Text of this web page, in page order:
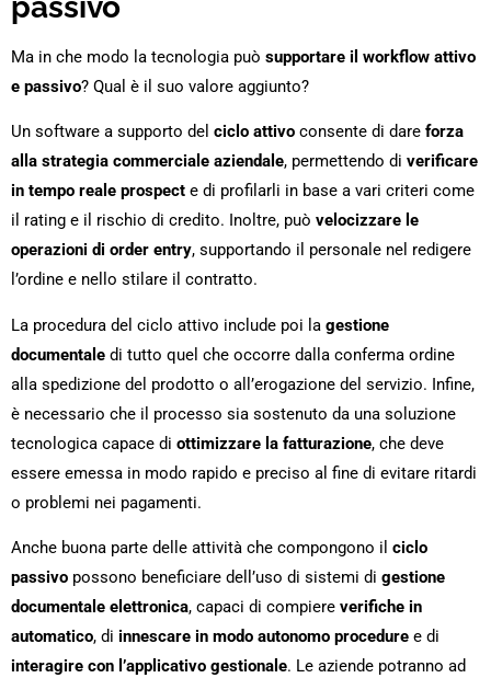
Ma in che modo la tecnologia può supportare il workflow attivo
e passivo? Qual è il suo valore aggiunto?
Un software a supporto del ciclo attivo consente di dare forza
alla strategia commerciale aziendale, permettendo di verificare
in tempo reale prospect e di profilarli in base a vari criteri come
il rating e il rischio di credito. Inoltre, può velocizzare le
operazioni di order entry, supportando il personale nel redigere
l’ordine e nello stilare il contratto.
La procedura del ciclo attivo include poi la gestione
documentale di tutto quel che occorre dalla conferma ordine
alla spedizione del prodotto o all’erogazione del servizio. Infine,
è necessario che il processo sia sostenuto da una soluzione
tecnologica capace di ottimizzare la fatturazione, che deve
essere emessa in modo rapido e preciso al fine di evitare ritardi
o problemi nei pagamenti.
Anche buona parte delle attività che compongono il ciclo
passivo possono beneficiare dell’uso di sistemi di gestione
documentale elettronica, capaci di compiere verifiche in
automatico, di innescare in modo autonomo procedure e di
interagire con l’applicativo gestionale. Le aziende potranno ad